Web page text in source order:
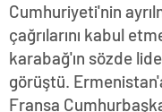
Cumhuriyeti'nin
çağrılarını kabul
karabağ'ın sözde
görüştü.
Fransa